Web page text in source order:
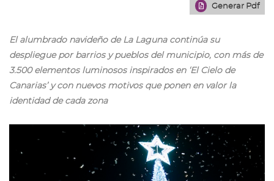
Generar Pdf
El alumbrado navideño de La Laguna continúa su
despliegue por barrios y pueblos del municipio, con más de
3.500 elementos luminosos inspirados en ‘El Cielo de
Canarias’ y con nuevos motivos que ponen en valor la
identidad de cada zona